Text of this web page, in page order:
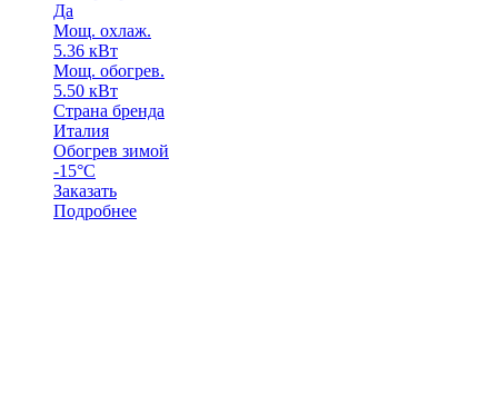
Да
Мощ. охлаж.
5.36 кВт
Мощ. обогрев.
5.50 кВт
Страна бренда
Италия
Обогрев зимой
-15°С
Заказать
Подробнее